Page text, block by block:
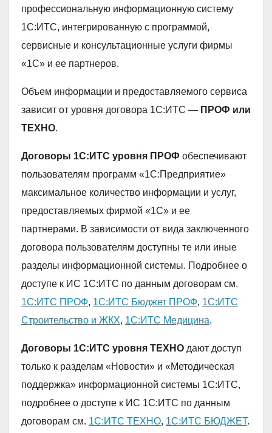
профессиональную информационную систему
1С:ИТС, интегрированную с программой,
сервисные и консультационные услуги фирмы
«1С» и ее партнеров.
Объем информации и предоставляемого сервиса
зависит от уровня договора 1С:ИТС — ПРОФ или
ТЕХНО.
Договоры 1С:ИТС уровня ПРОФ обеспечивают
пользователям программ «1С:Предприятие»
максимальное количество информации и услуг,
предоставляемых фирмой «1С» и ее
партнерами. В зависимости от вида заключенного
договора пользователям доступны те или иные
разделы информационной системы. Подробнее о
доступе к ИС 1С:ИТС по данным договорам см.
1С:ИТС ПРОФ, 1С:ИТС Бюджет ПРОФ, 1С:ИТС
Строительство и ЖКХ, 1С:ИТС Медицина.
Договоры 1С:ИТС уровня ТЕХНО дают доступ
только к разделам «Новости» и «Методическая
поддержка» информационной системы 1С:ИТС,
подробнее о доступе к ИС 1С:ИТС по данным
договорам см. 1С:ИТС ТЕХНО, 1C:ИТС БЮДЖЕТ.